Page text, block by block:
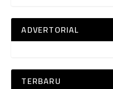
ADVERTORIAL
TERBARU